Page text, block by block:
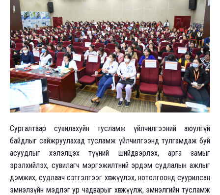
Сургалтаар сувилахуйн тусламж үйлчилгээний аюулгүй
байдлыг сайжруулахад тусламж үйлчилгээнд тулгамдаж буй
асуудлыг хэлэлцэх түүний шийдвэрлэх, арга замыг
эрэлхийлэх, сувилагч мэргэжилтний эрдэм судлалын ажлыг
дэмжих, судлаач сэтгэлгээг хөгжүүлэх, нотолгоонд суурилсан
эмнэлзүйн мэдлэг ур чадварыг хөгжүүлж, эмнэлгийн тусламж